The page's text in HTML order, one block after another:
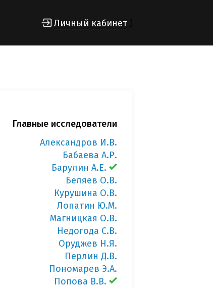
Личный кабинет
Главные исследователи
Александров И.В.
Бабаева А.Р.
Барулин А.Е.
Беляев О.В.
Курушина О.В.
Лопатин Ю.М.
Магницкая О.В.
Недогода С.В.
Оруджев Н.Я.
Перлин Д.В.
Пономарев Э.А.
Попова В.В.